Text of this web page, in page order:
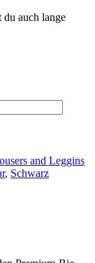
du auch lange
and Leggins
, Schwarz